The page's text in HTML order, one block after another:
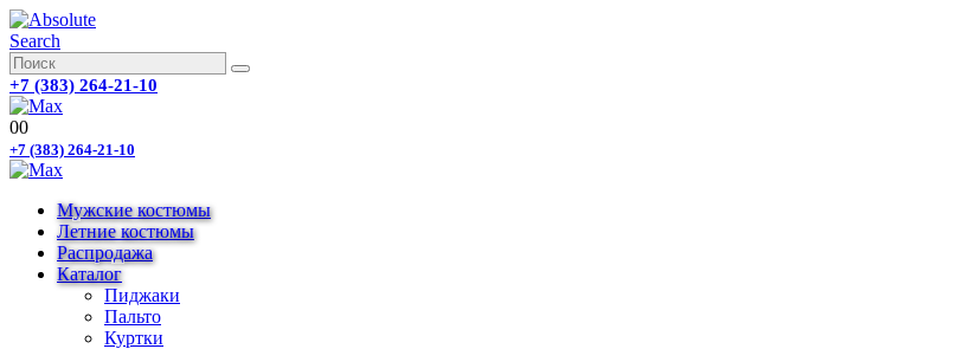
Search
+7 (383) 264-21-10
00
+7 (383) 264-21-10
Мужские костюмы
Летние костюмы
Распродажа
Каталог
Пиджаки
Пальто
Куртки